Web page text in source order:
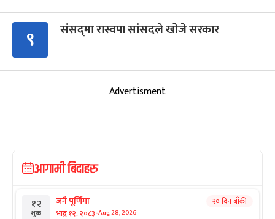
९ संसद्‍मा रास्वपा सांसदले खोजे सरकार
Advertisment
आगामी बिदाहरु
१२
शुक्र
जनै पूर्णिमा
भाद्र १२, २०८३-Aug 28, 2026
२० दिन बाँकी